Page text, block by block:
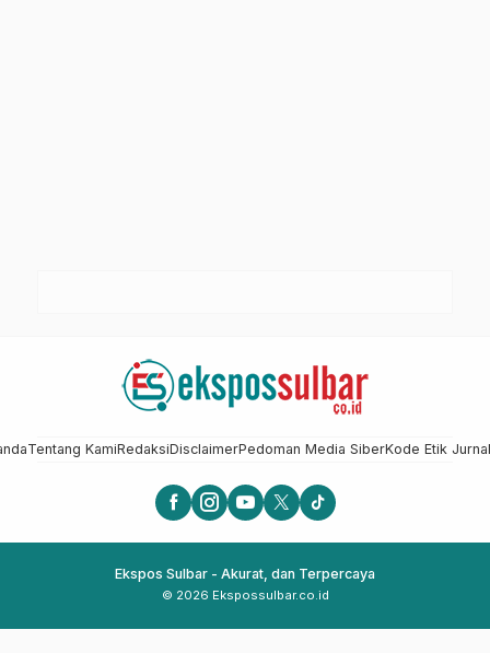
Tentang KamiRedaksiDisclaimerPedoman Media SiberKode Etik
Ekspos Sulbar - Akurat, dan Terpercaya
© 2026 Ekspossulbar.co.id